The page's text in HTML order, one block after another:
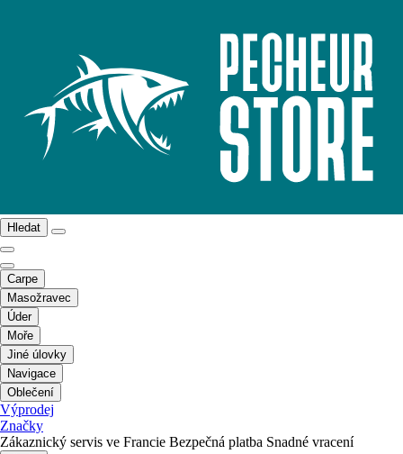
Hledat
Carpe
Masožravec
Úder
Moře
Jiné úlovky
Navigace
Oblečení
Výprodej
Značky
Zákaznický servis ve Francie Bezpečná platba Snadné vracení